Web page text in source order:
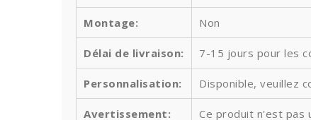
Montage: Non
Délai de livraison: 7-15 jours pour les
Personnalisation: Disponible, veuillez
Avertissement: Ce produit n'est pas